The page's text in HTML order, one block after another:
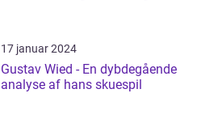
17 januar 2024
Gustav Wied - En dybdegående
analyse af hans skuespil